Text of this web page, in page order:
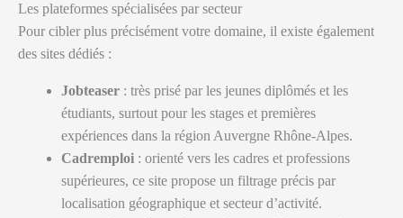
Les plateformes spécialisées par secteur
Pour cibler plus précisément votre domaine, il existe également
des sites dédiés :
Jobteaser : très prisé par les jeunes diplômés et les
étudiants, surtout pour les stages et premières
expériences dans la région Auvergne Rhône-Alpes.
Cadremploi : orienté vers les cadres et professions
supérieures, ce site propose un filtrage précis par
localisation géographique et secteur d’activité.